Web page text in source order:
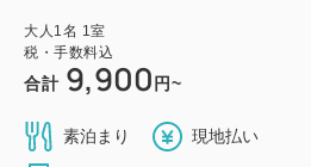
大人 1 名 1 室
税・手数料込
合計 9,900 円~
素泊まり 現地払い